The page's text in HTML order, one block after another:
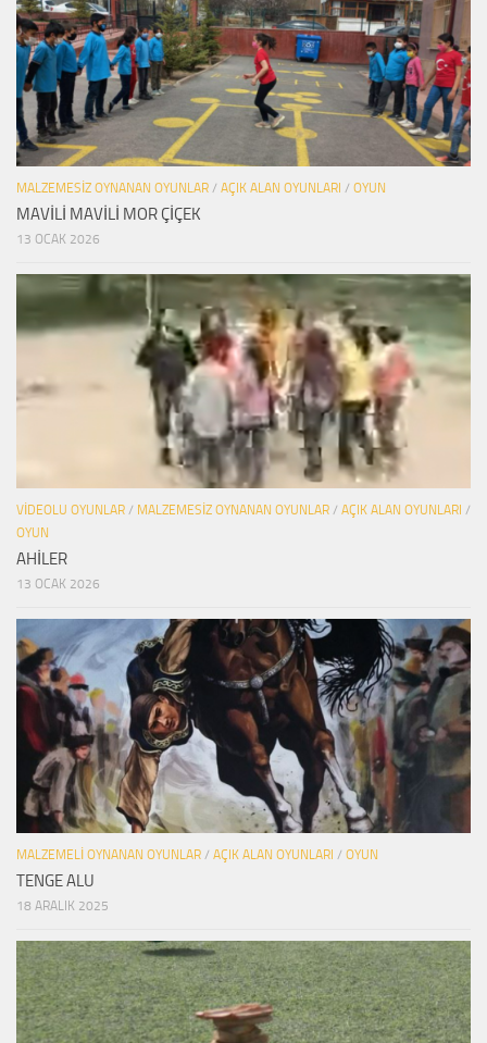
MALZEMESIZ OYNANAN OYUNLAR / AÇIK ALAN OYUNLARI / OYUN
MAVİLİ MAVİLİ MOR ÇİÇEK
13 OCAK 2026
VIDEOLU OYUNLAR / MALZEMESIZ OYNANAN OYUNLAR / AÇIK ALAN OYUNLARI /
OYUN
AHİLER
13 OCAK 2026
MALZEMELI OYNANAN OYUNLAR / AÇIK ALAN OYUNLARI / OYUN
TENGE ALU
18 ARALIK 2025